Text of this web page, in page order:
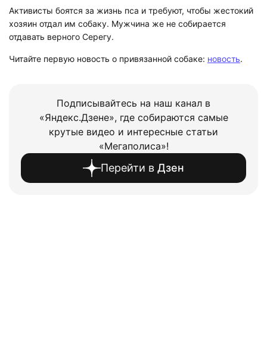
Активисты боятся за жизнь пса и требуют, чтобы жестокий
хозяин отдал им собаку. Мужчина же не собирается
отдавать верного Серегу.
Читайте первую новость о привязанной собаке: новость.
Подписывайтесь на наш канал в
«Яндекс.Дзене», где собираются самые
крутые видео и интересные статьи
«Мегаполиса»!
Перейти в Дзен